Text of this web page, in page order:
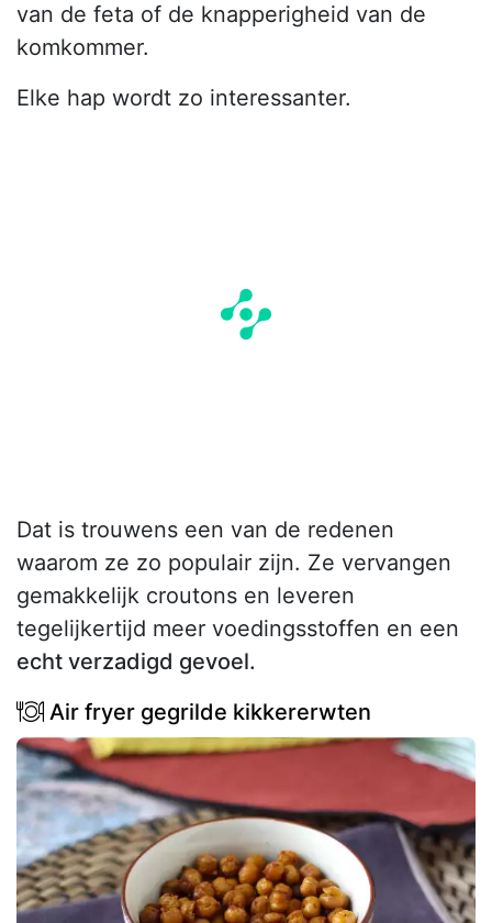
van de feta of de knapperigheid van de
komkommer.
Elke hap wordt zo interessanter.
Dat is trouwens een van de redenen
waarom ze zo populair zijn. Ze vervangen
gemakkelijk croutons en leveren
tegelijkertijd meer voedingsstoffen en een
echt verzadigd gevoel.
Air fryer gegrilde kikkererwten